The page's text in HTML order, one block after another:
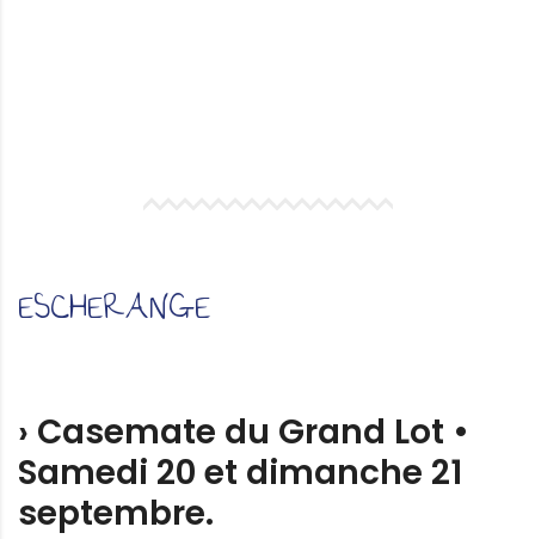
ESCHERANGE
› Casemate du Grand Lot •
Samedi 20 et dimanche 21
septembre.